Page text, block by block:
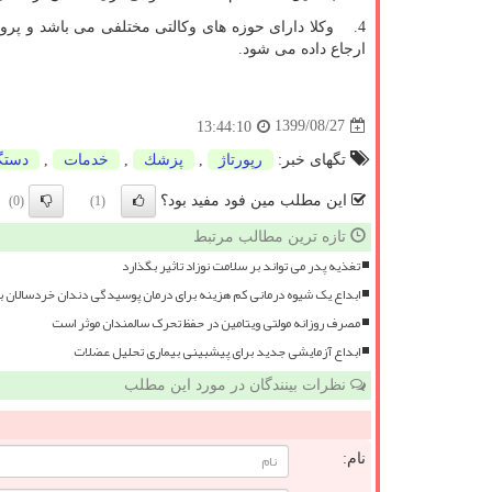
4. وکلا دارای حوزه های وکالتی مختلفی می باشد و
ارجاع داده می شود.
1399/08/27
13:44:10
تگهای خبر:
رپورتاژ پزشك خدمات
این مطلب مین فود مفید بود؟ (1)
(0)
تازه ترین مطالب مرتبط
تغذیه پدر می تواند بر سلامت نوزاد تاثیر بگذارد
ابداع یک شیوه درمانی کم هزینه برای درمان پوسیدگی دندان
مصرف روزانه مولتی ویتامین در حفظ تحرک سالمندان موثر است
ابداع آزمایشی جدید برای پیشبینی بیماری تحلیل عضلات
نظرات بینندگان در مورد این مطلب
نام: